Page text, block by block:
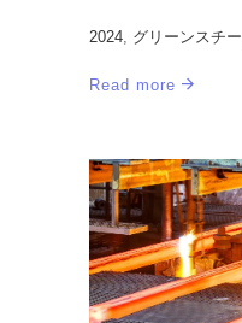
2024 グリーンスチ
Read more